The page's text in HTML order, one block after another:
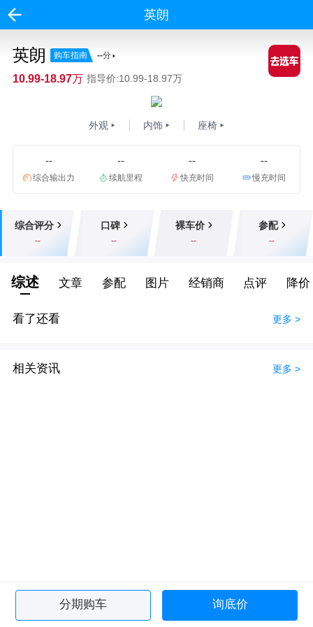
英朗
英朗 购车指南 --分
10.99-18.97万 指导价:10.99-18.97万
外观 内饰 座椅
--
综合输出力
--
续航里程
--
快充时间
--
慢充时间
综合评分
--
口碑
--
裸车价
--
参配
--
综述 文章 参配 图片 经销商 点评 降价
看了还看 更多 >
相关资讯 更多 >
分期购车 询底价